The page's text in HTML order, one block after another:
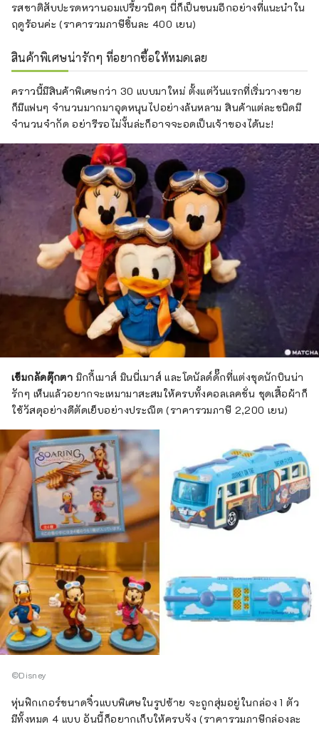
รสชาติสับปะรดหวานอมเปรี้ยวนิดๆ นี่ก็เป็นขนมอีกอย่างที่แนะนำใน
ฤดูร้อนค่ะ (ราคารวมภาษีชิ้นละ 400 เยน)
สินค้าพิเศษน่ารักๆ ที่อยากซื้อให้หมดเลย
คราวนี้มีสินค้าพิเศษกว่า 30 แบบมาใหม่ ตั้งแต่วันแรกที่เริ่มวางขาย
ก็มีแฟนๆ จำนวนมากมาอุดหนุนไปอย่างล้นหลาม สินค้าแต่ละชนิดมี
จำนวนจำกัด อย่ารีรอไม่งั้นล่ะก็อาจจะอดเป็นเจ้าของได้นะ!
เข็มกลัดตุ๊กตา มิกกี้เมาส์ มินนี่เมาส์ และโดนัลด์ดั๊กที่แต่งชุดนักบินน่า
รักๆ เห็นแล้วอยากจะเหมามาสะสมให้ครบทั้งคอลเลคชั่น ชุดเสื้อผ้าก็
ใช้วัสดุอย่างดีตัดเย็บอย่างประณีต (ราคารวมภาษี 2,200 เยน)
©Disney
หุ่นฟิกเกอร์ขนาดจิ๋วแบบพิเศษในรูปซ้าย จะถูกสุ่มอยู่ในกล่อง 1 ตัว
มีทั้งหมด 4 แบบ อันนี้ก็อยากเก็บให้ครบจัง (ราคารวมภาษีกล่องละ